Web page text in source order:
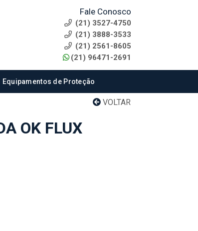
Fale Conosco
(21) 3527-4750
(21) 3888-3533
(21) 2561-8605
(21) 96471-2691
Equipamentos de Proteção
VOLTAR
OK FLUX